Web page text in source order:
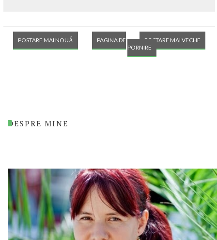
POSTARE MAI NOUĂ POSTARE MAI VECHE
PAGINA DE
PORNIRE
DESPRE MINE